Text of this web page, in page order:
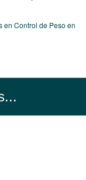
en Control de Peso en